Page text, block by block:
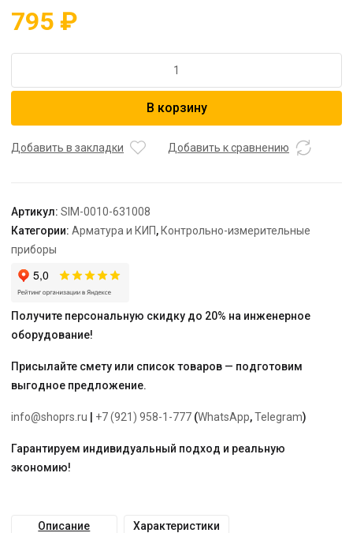
795 ₽
STOUT
Корпус
1/4",
0...10
бар,
кл.2.5
В корзину
Добавить в закладки Добавить к сравнению
Артикул: SIM-0010-631008
Категории: Арматура и КИП, Контрольно-измерительные
приборы
Получите персональную скидку до 20% на инженерное
оборудование!
Присылайте смету или список товаров — подготовим
выгодное предложение.
info@shoprs.ru +7 (921) 958-1-777 (WhatsApp,Telegram)
Гарантируем индивидуальный подход и реальную
экономию!
Описание Характеристики